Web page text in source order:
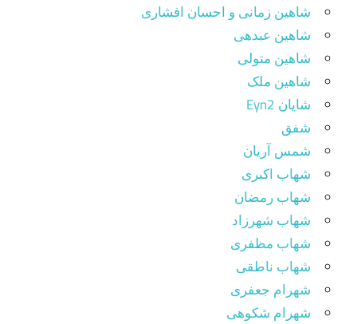
شاهین زمانی و احسان افشاری
شاهین عبدهی
شاهین متولی
شاهین ملک
شایان Eyn2
شفق
شمس آریان
شهاب اکبری
شهاب رمضان
شهاب شهرزاد
شهاب مظفری
شهاب ناطقی
شهرام جعفری
شهرام شکوهی